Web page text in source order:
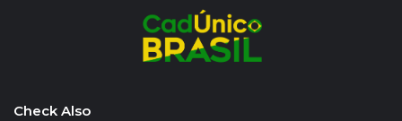
Check Also